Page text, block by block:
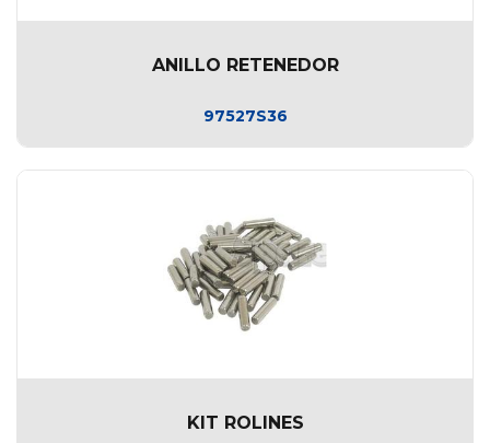
ANILLO RETENEDOR
97527S36
KIT ROLINES